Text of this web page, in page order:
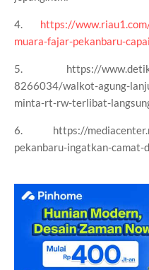
4. https://
muara-fajar-pekanbaru-
5. https://
8266034/walkot-agung-
minta-rt-rw-terlibat-
6. https://
pekanbaru-ingatkan-camat-